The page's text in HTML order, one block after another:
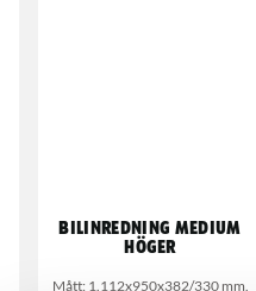
Bilinredning medium
höger
Mått: 1.112x950x382/330 mm.